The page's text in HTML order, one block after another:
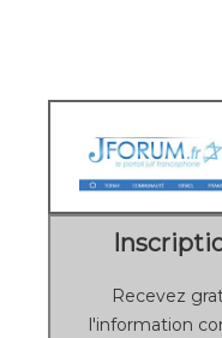
Recevez
l'information